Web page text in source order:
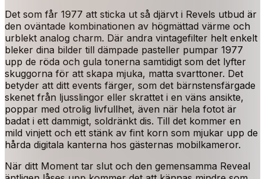
Det som får 1977 att sticka ut så djärvt i Revels utbud är
den oväntade kombinationen av högmättad värme och
urblekt analog charm. Där andra vintagefilter helt enkelt
bleker dina bilder till dämpade pasteller pumpar 1977
upp de röda och gula tonerna samtidigt som det lyfter
skuggorna för att skapa mjuka, matta svarttoner. Det
betyder att ditt events färger, som det bärnstensfärgade
skenet från ljusslingor eller skrattet i en väns ansikte,
poppar med otrolig livfullhet, även när hela fotot är
badat i ett dammigt, soldränkt dis. Till det kommer en
mild vinjett och ett stänk av fint korn som mjukar upp de
hårda digitala kanterna hos gästernas mobilkameror.
När ditt Moment tar slut och den gemensamma Reveal